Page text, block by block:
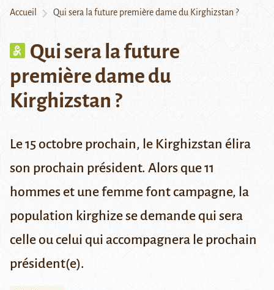
Accueil Qui sera la future première dame du Kirghizstan ?
Qui sera la future
première dame du
Kirghizstan ?
Le 15 octobre prochain, le Kirghizstan élira
son prochain président. Alors que 11
hommes et une femme font campagne, la
population kirghize se demande qui sera
celle ou celui qui accompagnera le prochain
président(e).